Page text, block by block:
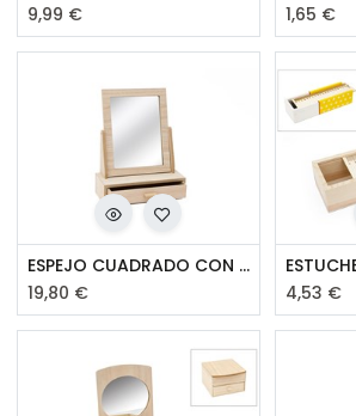
9,99 €
1,65 €
ESPEJO CUADRADO CON CAJON
19,80 €
4,53 €